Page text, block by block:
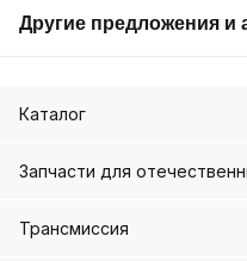
Другие предложения и
Каталог
Запчасти для
Трансмиссия